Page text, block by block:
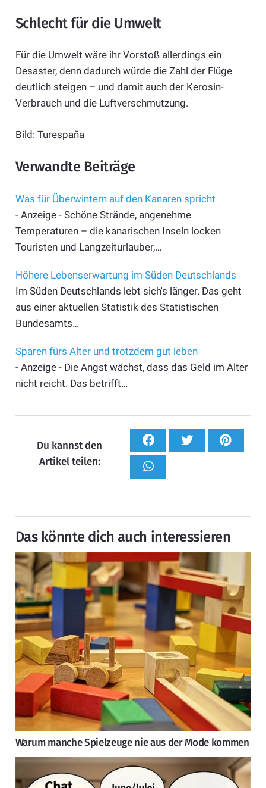
Schlecht für die Umwelt
Für die Umwelt wäre ihr Vorstoß allerdings ein
Desaster, denn dadurch würde die Zahl der Flüge
deutlich steigen – und damit auch der Kerosin-
Verbrauch und die Luftverschmutzung.
Bild: Turespaña
Verwandte Beiträge
Was für Überwintern auf den Kanaren spricht
- Anzeige - Schöne Strände, angenehme
Temperaturen – die kanarischen Inseln locken
Touristen und Langzeiturlauber,…
Höhere Lebenserwartung im Süden Deutschlands
Im Süden Deutschlands lebt sich's länger. Das geht
aus einer aktuellen Statistik des Statistischen
Bundesamts…
Sparen fürs Alter und trotzdem gut leben
- Anzeige - Die Angst wächst, dass das Geld im Alter
nicht reicht. Das betrifft…
Du kannst den
Artikel teilen:
Das könnte dich auch interessieren
Warum manche Spielzeuge nie aus der Mode kommen